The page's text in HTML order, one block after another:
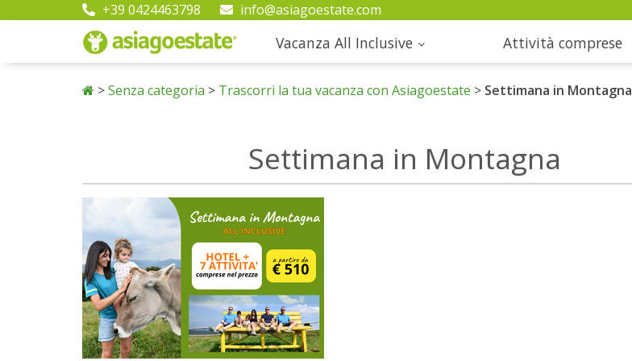
+39 0424463798 info@asiagoestate.com
Vacanza All Inclusive Attività comprese
>Senza categoria > Trascorri la tua vacanza con Asiagoestate > Settimana in Montagna
Settimana in Montagna